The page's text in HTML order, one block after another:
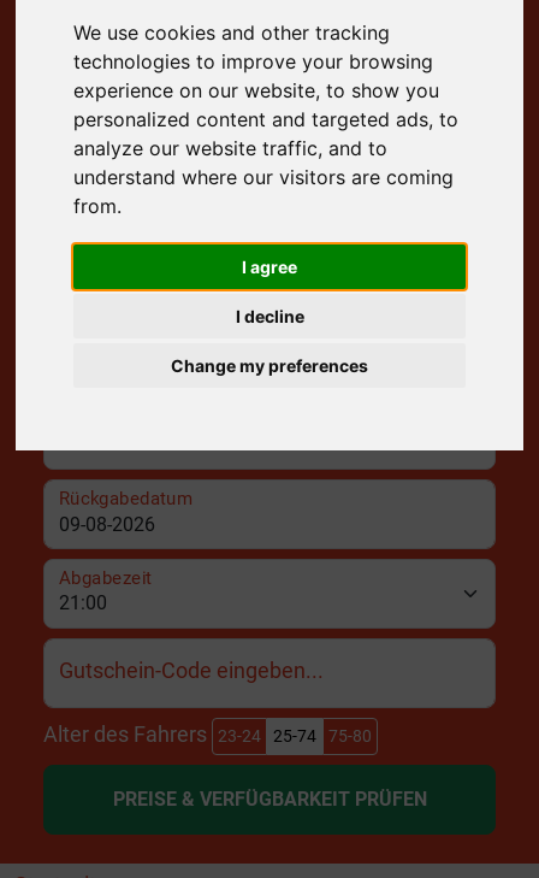
4.8 Bewertung auf Google
Kostenlose Stornierung
24/7 Kundenservice
Kostenlose Lieferung an Ihre Tür
Abholort
Rückgabedatum
Abgabezeit
Gutschein-Code eingeben...
Alter des Fahrers 23-24 25-74 75-80
PREISE & VERFÜGBARKEIT PRÜFEN
We use cookies and other tracking
technologies to improve your browsing
experience on our website, to show you
personalized content and targeted ads, to
analyze our website traffic, and to
understand where our visitors are coming
from.
I agree
I decline
Change my preferences